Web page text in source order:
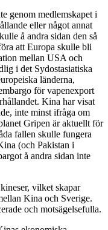
genom medlemskapet i
eller något annat
å andra sidan den så
att Europa skulle bli
mellan USA och
i det Sydostasiatiska
länderna,
för vapenexport
Kina har visat
inte minst ifråga om
Gripen är aktuellt för
fallen skulle fungera
(och Pakistan i
å andra sidan inte
vilket skapar
Kina och Sverige.
och motsägelsefulla.